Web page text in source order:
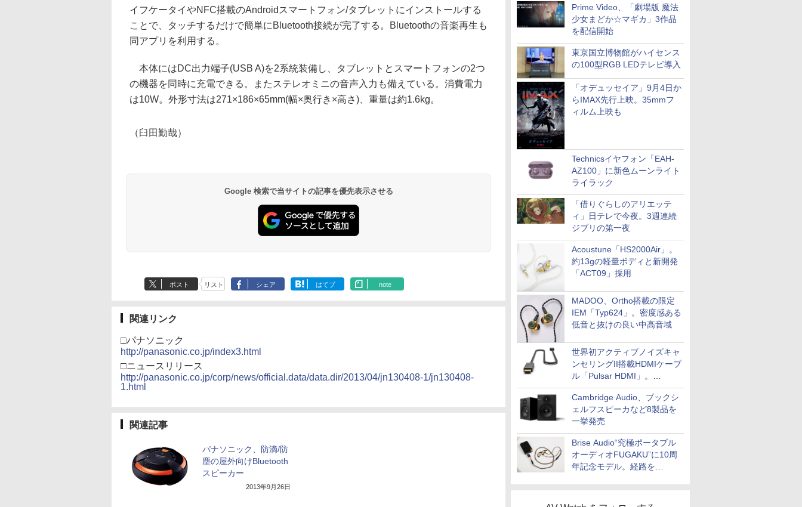
Prime Video、「劇場版 魔法
少女まどか☆マギカ」3作品
を配信開始
東京国立博物館がハイセンス
の100型RGB LEDテレビ導入
「オデュッセイア」9月4日か
らIMAX先行上映。35mmフ
ィルム上映も
Technicsイヤフォン「EAH-
AZ100」に新色ムーンライト
ライラック
「借りぐらしのアリエッテ
ィ」日テレで今夜。3週連続
ジブリの第一夜
Acoustune「HS2000Air」。
約13gの軽量ボディと新開発
「ACT09」採用
MADOO、Ortho搭載の限定
IEM「Typ624」。密度感ある
低音と抜けの良い中高音域
世界初アクティブノイズキャ
ンセリングII搭載HDMIケーブ
ル「Pulsar HDMI」。
SilentPowerから
Cambridge Audio、ブックシ
ェルフスピーカなど8製品を
一挙発売
Brise Audio“究極ポータブル
オーディオFUGAKU”に10周
年記念モデル。経路を
イフケータイやNFC搭載のAndroidスマートフォン/タブレットにインストールする
ことで、タッチするだけで簡単にBluetooth接続が完了する。Bluetoothの音楽再生も
同アプリを利用する。
本体にはDC出力端子(USB A)を2系統装備し、タブレットとスマートフォンの2つ
の機器を同時に充電できる。またステレオミニの音声入力も備えている。消費電力
は10W。外形寸法は271×186×65mm(幅×奥行き×高さ)、重量は約1.6kg。
（臼田勤哉）
Google 検索で当サイトの記事を優先表示させる
ポスト リスト シェア はてブ note
関連リンク
□パナソニック
http://panasonic.co.jp/index3.html
□ニュースリリース
http://panasonic.co.jp/corp/news/official.data/data.dir/2013/04/jn130408-1/jn130408-
1.html
関連記事
パナソニック、防滴/防
塵の屋外向けBluetooth
スピーカー
2013年9月26日